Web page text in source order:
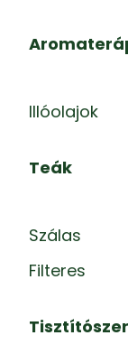
Illóolajok
Teák
Szálas
Filteres